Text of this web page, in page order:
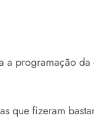
programação da
que fizeram